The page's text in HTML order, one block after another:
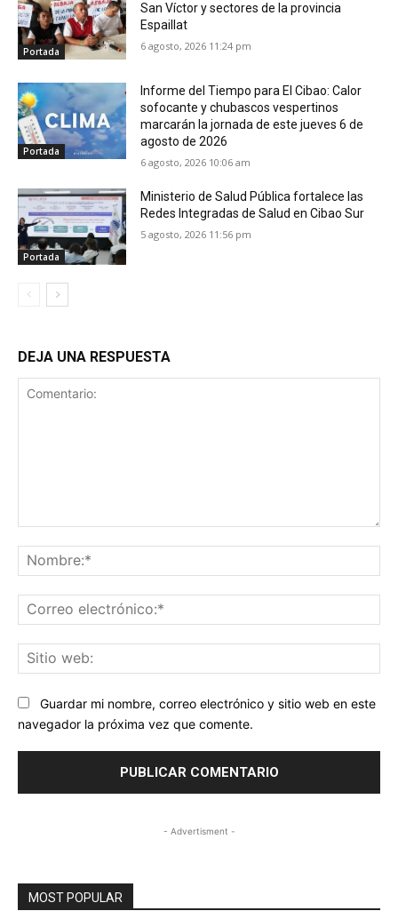
Portada
San Víctor y sectores de la provincia
Espaillat
6 agosto, 2026 11:24 pm
Portada
Informe del Tiempo para El Cibao: Calor
sofocante y chubascos vespertinos
marcarán la jornada de este jueves 6 de
agosto de 2026
6 agosto, 2026 10:06 am
Portada
Ministerio de Salud Pública fortalece las
Redes Integradas de Salud en Cibao Sur
5 agosto, 2026 11:56 pm
DEJA UNA RESPUESTA
Guardar mi nombre, correo electrónico y sitio web en este
navegador la próxima vez que comente.
- Advertisment -
MOST POPULAR